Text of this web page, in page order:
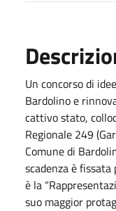
Un concorso di
Bardolino e
cattivo stato,
Regionale 249
Comune di
scadenza è
è la
suo maggior